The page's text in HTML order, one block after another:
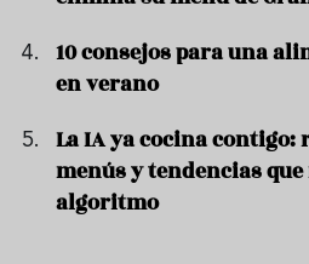
10 consejos para una
en verano
La IA ya cocina contigo:
menús y tendencias
algoritmo